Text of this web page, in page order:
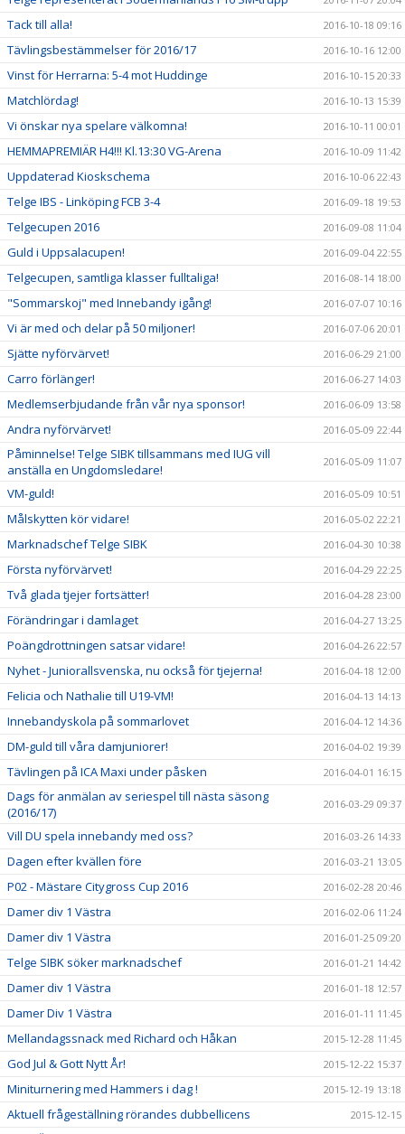
Tack till alla! 2016-10-18 09:16
Tävlingsbestämmelser för 2016/17 2016-10-16 12:00
Vinst för Herrarna: 5-4 mot Huddinge 2016-10-15 20:33
Matchlördag! 2016-10-13 15:39
Vi önskar nya spelare välkomna! 2016-10-11 00:01
HEMMAPREMIÄR H4!!! Kl.13:30 VG-Arena 2016-10-09 11:42
Uppdaterad Kioskschema 2016-10-06 22:43
Telge IBS - Linköping FCB 3-4 2016-09-18 19:53
Telgecupen 2016 2016-09-08 11:04
Guld i Uppsalacupen! 2016-09-04 22:55
Telgecupen, samtliga klasser fulltaliga! 2016-08-14 18:00
"Sommarskoj" med Innebandy igång! 2016-07-07 10:16
Vi är med och delar på 50 miljoner! 2016-07-06 20:01
Sjätte nyförvärvet! 2016-06-29 21:00
Carro förlänger! 2016-06-27 14:03
Medlemserbjudande från vår nya sponsor! 2016-06-09 13:58
Andra nyförvärvet! 2016-05-09 22:44
Påminnelse! Telge SIBK tillsammans med IUG vill
anställa en Ungdomsledare!
2016-05-09 11:07
VM-guld! 2016-05-09 10:51
Målskytten kör vidare! 2016-05-02 22:21
Marknadschef Telge SIBK 2016-04-30 10:38
Första nyförvärvet! 2016-04-29 22:25
Två glada tjejer fortsätter! 2016-04-28 23:00
Förändringar i damlaget 2016-04-27 13:25
Poängdrottningen satsar vidare! 2016-04-26 22:57
Nyhet - Juniorallsvenska, nu också för tjejerna! 2016-04-18 12:00
Felicia och Nathalie till U19-VM! 2016-04-13 14:13
Innebandyskola på sommarlovet 2016-04-12 14:36
DM-guld till våra damjuniorer! 2016-04-02 19:39
Tävlingen på ICA Maxi under påsken 2016-04-01 16:15
Dags för anmälan av seriespel till nästa säsong
(2016/17)
2016-03-29 09:37
Vill DU spela innebandy med oss? 2016-03-26 14:33
Dagen efter kvällen före 2016-03-21 13:05
P02 - Mästare Citygross Cup 2016 2016-02-28 20:46
Damer div 1 Västra 2016-02-06 11:24
Damer div 1 Västra 2016-01-25 09:20
Telge SIBK söker marknadschef 2016-01-21 14:42
Damer div 1 Västra 2016-01-18 12:57
Damer Div 1 Västra 2016-01-11 11:45
Mellandagssnack med Richard och Håkan 2015-12-28 11:45
God Jul & Gott Nytt År! 2015-12-22 15:37
Miniturnering med Hammers i dag ! 2015-12-19 13:18
Aktuell frågeställning rörandes dubbellicens 2015-12-15